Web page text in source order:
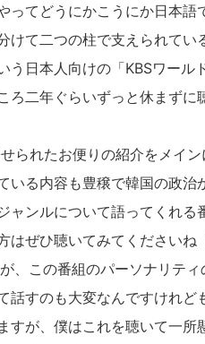
てどうにかこうにか日本語
て二つの柱で支えられてい
日本人向けの「KBSワール
ろ二年ぐらいずっと休まずに
られたお便りの紹介をメイ
いる内容も豊穣で韓国の政治
ンルについて語ってくれる
ぜひ聴いてみてくださいね
この番組のパーソナリティ
話すのも大変なんですけれど
すが、僕はこれを聴いて一所